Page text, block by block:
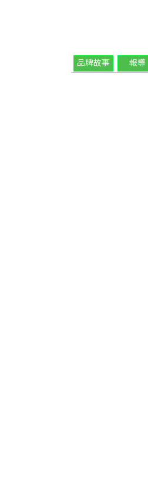
品牌故事 報導